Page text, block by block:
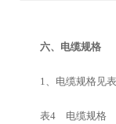
六、电缆规格
1、电缆规格见
表4 电缆规格